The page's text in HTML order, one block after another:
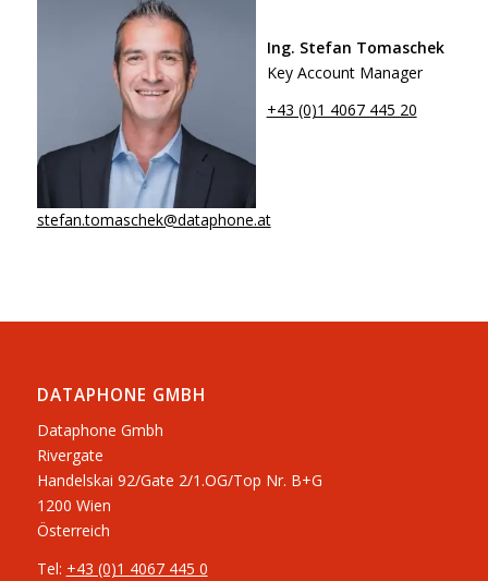
Ing. Stefan Tomaschek
Key Account Manager
+43 (0)1 4067 445 20
stefan.tomaschek@dataphone.at
DATAPHONE GMBH
Dataphone Gmbh
Rivergate
​Handelskai 92/Gate 2/1.OG/Top Nr. B+G
1200 Wien
Österreich
Tel: +43 (0)1 4067 445 0